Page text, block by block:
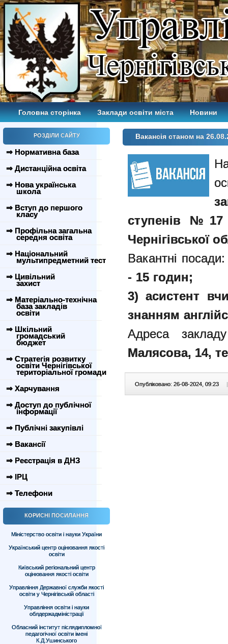
Головна сторінка Заклади освіти міста Новини
РОЗДІЛИ САЙТУ
⇒ Нормативна база
⇒ Дистанційна освіта
⇒ Нова українська
школа
⇒ Вступ до першого
класу
⇒ Профільна загальна
середня освіта
⇒ Національний
мультипредметний тест
⇒ Цивільний
захист
⇒ Матеріально-технічна
база закладів
освіти
⇒ Шкільний
громадський
бюджет
⇒ Стратегія розвитку
освіти Чернігівської
територіальної громади
⇒ Харчування
⇒ Доступ до публічної
інформації
⇒ Публічні закупівлі
⇒ Вакансії
⇒ Реєстрація в ДНЗ
⇒ ІРЦ
⇒ Телефони
КОРИСНІ ПОСИЛАННЯ
Міністерство освіти і науки України
Український центр оцінювання якості
освіти
Київський регіональний центр
оцінювання якості освіти
Управління Державної служби якості
освіти у Чернігівській області
Управління освіти і науки
облдержадміністрації
Обласний інститут післядипломної
педагогічної освіти імені
К.Д.Ушинського
Вакансія станом на
ступенів №17
Чернігівської
Вакантні
- 15 годин;
3) асистент
знанням
Адреса
Малясова, 14,
Опубліковано: 26-08-2024, 09:23 |